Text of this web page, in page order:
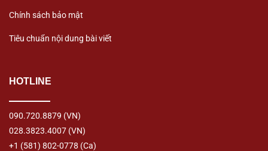
Chính sách bảo mật
Tiêu chuẩn nội dung bài viết
HOTLINE
090.720.8879 (VN)
028.3823.4007 (VN)
+1 (581) 802-0778 (Ca)